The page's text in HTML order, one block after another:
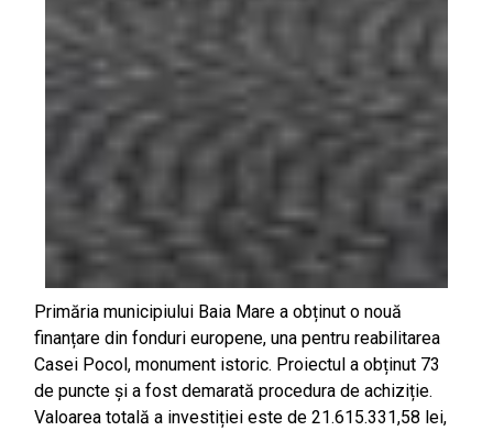
Primăria municipiului Baia Mare a obținut o nouă
finanțare din fonduri europene, una pentru reabilitarea
Casei Pocol, monument istoric. Proiectul a obținut 73
de puncte și a fost demarată procedura de achiziție.
Valoarea totală a investiției este de 21.615.331,58 lei,